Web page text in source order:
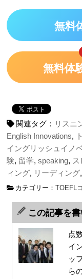
無料
無料体
関連タグ： リスニ
English Innovations,
イングリッシュイノ
験, 留学,speaking, ス
ィング, リーディング
カテゴリー：TOEFL
この記事を
点
イ
ッ
ら